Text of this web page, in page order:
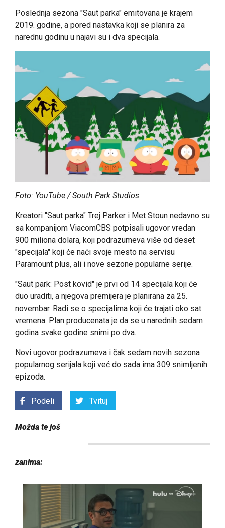
Poslednja sezona "Saut parka" emitovana je krajem
2019. godine, a pored nastavka koji se planira za
narednu godinu u najavi su i dva specijala.
Foto: YouTube / South Park Studios
Kreatori "Saut parka" Trej Parker i Met Stoun nedavno su
sa kompanijom ViacomCBS potpisali ugovor vredan
900 miliona dolara, koji podrazumeva više od deset
"specijala" koji će naći svoje mesto na servisu
Paramount plus, ali i nove sezone popularne serije.
"Saut park: Post kovid" je prvi od 14 specijala koji će
duo uraditi, a njegova premijera je planirana za 25.
novembar. Radi se o specijalima koji će trajati oko sat
vremena. Plan producenata je da se u narednih sedam
godina svake godine snimi po dva.
Novi ugovor podrazumeva i čak sedam novih sezona
popularnog serijala koji već do sada ima 309 snimljenih
epizoda.
Podeli Tvituj
Možda te još
zanima: